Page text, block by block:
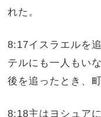
れた。
8:17イスラエルを
テルにも一人もい
後を追ったとき、
8:18主はヨシュア